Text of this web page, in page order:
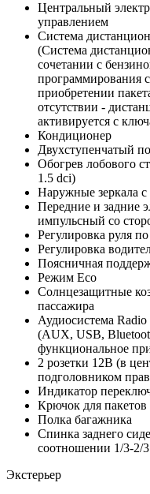
Центральный
управлением
Система
(Система
сочетании с
программирования
приобретении
отсутствии -
активируется с
Кондиционер
Двухступенчатый
Обогрев лобового
1.5 dci)
Наружные зеркала
Передние и задние
импульсный со
Регулировка руля
Регулировка
Поясничная
Режим Eco
Солнцезащитные
пассажира
Аудиосистема
(AUX, USB,
функциональное
2 розетки 12В (в
подголовником
Индикатор
Крючок для
Полка багажника
Спинка заднего
соотношении 1/3-2/3
Экстерьер